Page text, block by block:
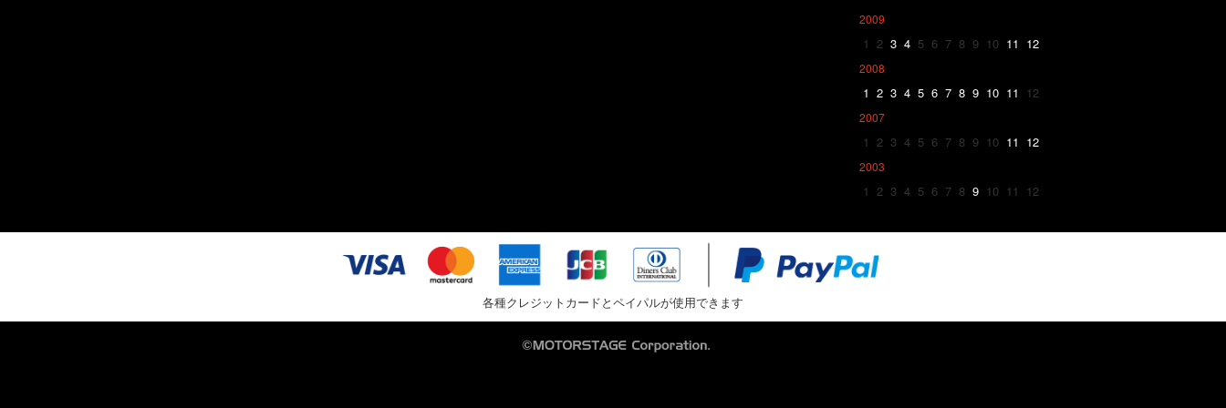
2009
1 2 3 4 5 6 7 8 9 10 11 12
2008
1 2 3 4 5 6 7 8 9 10 11 12
2007
1 2 3 4 5 6 7 8 9 10 11 12
2003
1 2 3 4 5 6 7 8 9 10 11 12
各種クレジットカードとペイパルが使用できます